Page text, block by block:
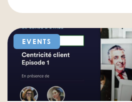
EVENTS